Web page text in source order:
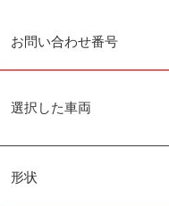
お問い合わせ番号
選択した車両
形状